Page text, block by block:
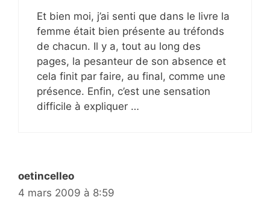
Et bien moi, j’ai senti que dans le livre la
femme était bien présente au tréfonds
de chacun. Il y a, tout au long des
pages, la pesanteur de son absence et
cela finit par faire, au final, comme une
présence. Enfin, c’est une sensation
difficile à expliquer …
oetincelleo
4 mars 2009 à 8:59